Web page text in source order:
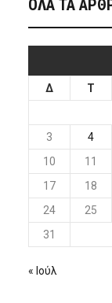
ΟΛΑ ΤΑ
Δ
Τ
3
4
10
11
17
18
24
25
31
« Ιούλ